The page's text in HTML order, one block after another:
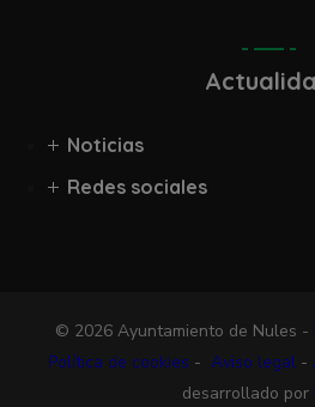
Noticias
Redes sociales
© 2026 Ayuntamiento de Nules -
Política de cookies - Aviso legal-
desarrollado por